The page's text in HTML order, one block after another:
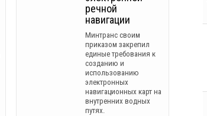
речной
навигации
Минтранс своим
приказом закрепил
единые требования к
созданию и
использованию
электронных
навигационных карт на
внутренних водных
путях.